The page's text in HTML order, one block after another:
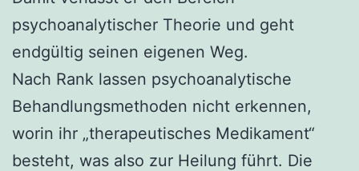
psychoanalytischer Theorie und geht
endgültig seinen eigenen Weg.
Nach Rank lassen psychoanalytische
Behandlungsmethoden nicht erkennen,
worin ihr „therapeutisches Medikament“
besteht, was also zur Heilung führt. Die